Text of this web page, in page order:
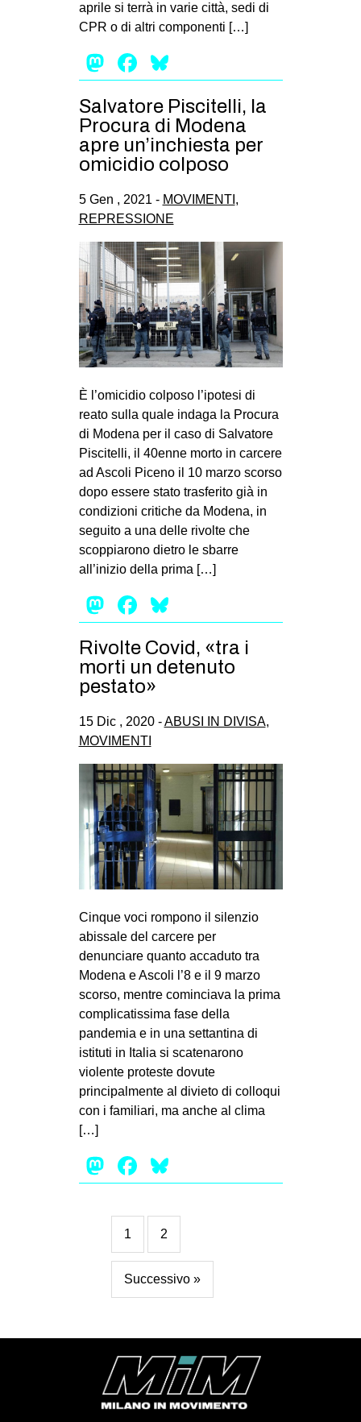
aprile si terrà in varie città, sedi di
CPR o di altri componenti […]
Mastodon
Facebook
Salvatore Piscitelli, la
Procura di Modena
apre un’inchiesta per
omicidio colposo
5 Gen , 2021 - MOVIMENTI ,
REPRESSIONE
È l’omicidio colposo l’ipotesi di
reato sulla quale indaga la Procura
di Modena per il caso di Salvatore
Piscitelli, il 40enne morto in carcere
ad Ascoli Piceno il 10 marzo scorso
dopo essere stato trasferito già in
condizioni critiche da Modena, in
seguito a una delle rivolte che
scoppiarono dietro le sbarre
all’inizio della prima […]
Mastodon
Facebook
Rivolte Covid, «tra i
morti un detenuto
pestato»
15 Dic , 2020 -ABUSI IN DIVISA,
MOVIMENTI
Cinque voci rompono il silenzio
abissale del carcere per
denunciare quanto accaduto tra
Modena e Ascoli l’8 e il 9 marzo
scorso, mentre cominciava la prima
complicatissima fase della
pandemia e in una settantina di
istituti in Italia si scatenarono
violente proteste dovute
principalmente al divieto di colloqui
con i familiari, ma anche al clima
[…]
Mastodon
Facebook
1 2
Successivo »